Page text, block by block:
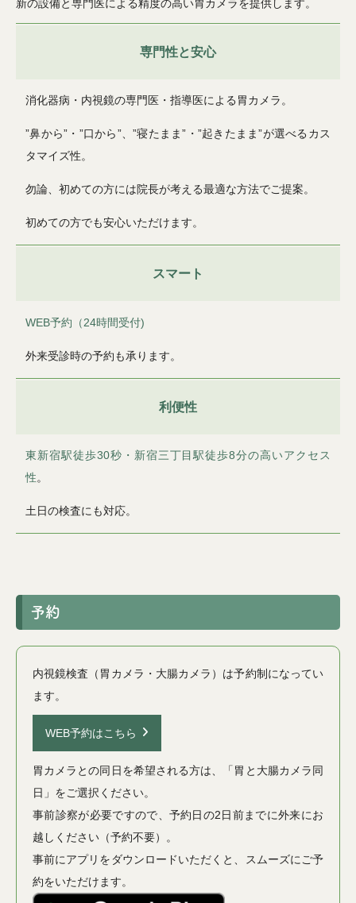
新の設備と専門医による精度の高い胃カメラを提供します。
専門性と安心
消化器病・内視鏡の専門医・指導医による胃カメラ。
”鼻から”・”口から”、”寝たまま”・”起きたまま”が選べるカス
タマイズ性。
勿論、初めての方には院長が考える最適な方法でご提案。
初めての方でも安心いただけます。
スマート
WEB予約（24時間受付)
外来受診時の予約も承ります。
利便性
東新宿駅徒歩30秒・新宿三丁目駅徒歩8分の高いアクセス
性。
土日の検査にも対応。
予約
内視鏡検査（胃カメラ・大腸カメラ）は予約制になってい
ます。
WEB予約はこちら
胃カメラとの同日を希望される方は、「胃と大腸カメラ同
日」をご選択ください。
事前診察が必要ですので、予約日の2日前までに外来にお
越しください（予約不要）。
事前にアプリをダウンロードいただくと、スムーズにご予
約をいただけます。